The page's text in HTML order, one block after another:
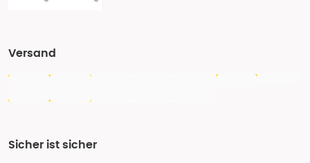
Versand
Sicher ist sicher